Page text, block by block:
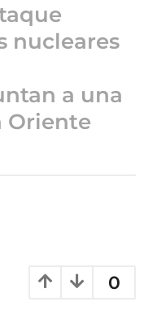
nucleares
a una
Oriente
0